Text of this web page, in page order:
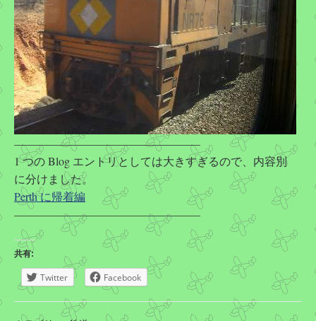
————————————————–
1 つの Blog エントリとしては大きすぎるので、内容別
に分けました。
Perth に帰着編
————————————————–
共有:
Twitter Facebook